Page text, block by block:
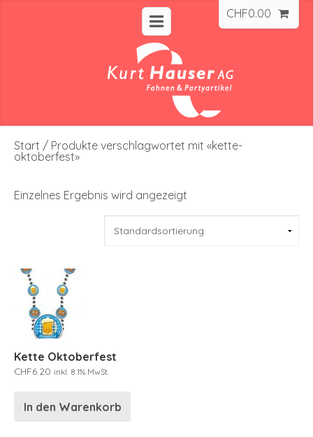
CHF0.00
Start / Produkte verschlagwortet mit «kette-
oktoberfest»
Einzelnes Ergebnis wird angezeigt
Kette Oktoberfest
CHF6.20 inkl. 8.1% MwSt.
In den Warenkorb